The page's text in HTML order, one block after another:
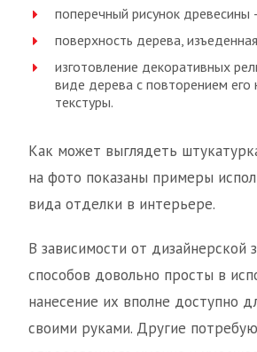
поперечный рисунок древесины
поверхность дерева,
изготовление декоративных
виде дерева с повторением его
текстуры.
Как может выглядеть
на фото показаны примеры
вида отделки в интерьере.
В зависимости от дизайнерской
способов довольно просты в
нанесение их вполне доступно
своими руками. Другие